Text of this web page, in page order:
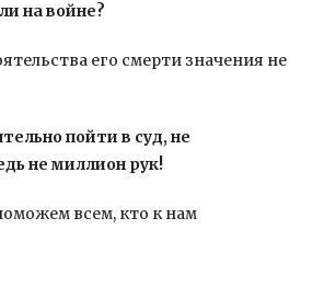
на войне?
его смерти значения не
пойти в суд, не
не миллион рук!
всем, кто к нам